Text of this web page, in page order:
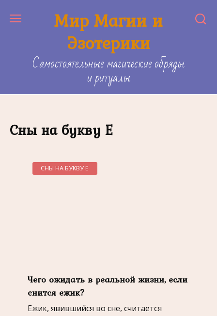
Мир Магии и
Эзотерики
Самостоятельные магические обряды
и ритуалы
Сны на букву Е
СНЫ НА БУКВУ Е
Чего ожидать в реальной жизни, если
снится ежик?
Ежик, явившийся во сне, считается